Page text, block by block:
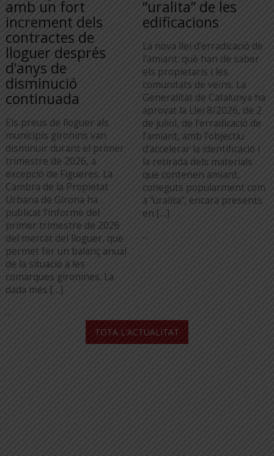
amb un fort
increment dels
contractes de
lloguer després
d’anys de
disminució
continuada
Els preus de lloguer als
municipis gironins van
disminuir durant el primer
trimestre de 2026, a
excepció de Figueres. La
Cambra de la Propietat
Urbana de Girona ha
publicat l’informe del
primer trimestre de 2026
del mercat del lloguer, que
permet fer un balanç anual
de la situació a les
comarques gironines. La
dada més […]
...
“uralita” de les
edificacions
La nova llei d’erradicació de
l’amiant: què han de saber
els propietaris i les
comunitats de veïns. La
Generalitat de Catalunya ha
aprovat la Llei 8/2026, de 2
de juliol, de l’erradicació de
l’amiant, amb l’objectiu
d’accelerar la identificació i
la retirada dels materials
que contenen amiant,
coneguts popularment com
a “uralita”, encara presents
en […]
...
TOTA L'ACTUALITAT